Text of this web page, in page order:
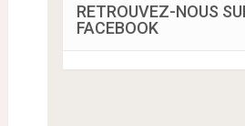
RETROUVEZ-NOUS
FACEBOOK